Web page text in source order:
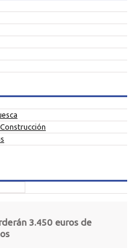
3.450 euros de